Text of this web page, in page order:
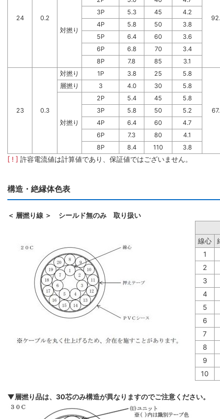
24 0.2
対撚り
3P
5.3 45
4.2
4P
5.8 50
3.8
5P
6.4 60
3.6
6P
6.8 70
3.4
8P
7.8 85 3.1
23 0.3
対撚り 1P 3.8 25 5.8
層撚り 3 4.0 30 5.8
対撚り
2P 5.4 45
5.8
3P
5.8 50
5.2
4P
6.4 60
4.7
6P
7.3 80
4.1
8P
8.4 110 3.8
[ ! ] 許容電流値は計算値であり、保証値ではございません。
構造・絶縁体色表
＜ 層撚り線 ＞ シールド無のみ 取り扱い
線心
1
2
3
4
5
6
7
8
9
10
▼層撚り品は、30芯のみ構造が異なりますのでご注意ください。